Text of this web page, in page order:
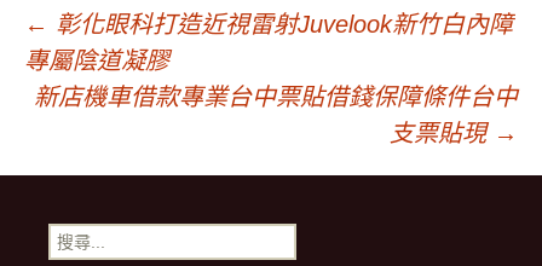
文
章
導
← 彰化眼科打造近視雷射Juvelook新竹白內障
專屬陰道凝膠
新店機車借款專業台中票貼借錢保障條件台中
支票貼現 →
搜
尋